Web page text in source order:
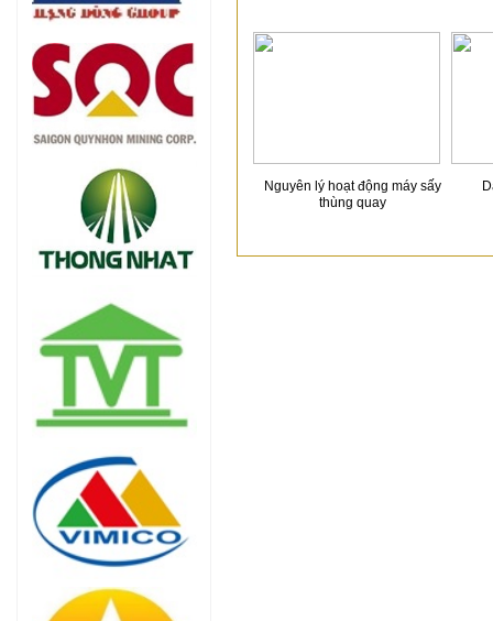
Nguyên lý hoạt động máy sấy
thùng quay